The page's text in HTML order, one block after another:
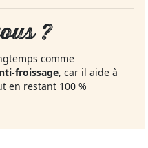
?
comme
froissage, car il aide à
en restant 100 %